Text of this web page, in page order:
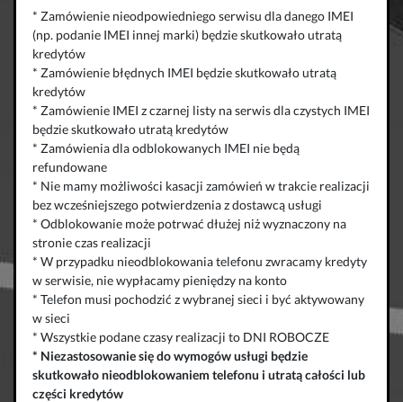
* Zamówienie nieodpowiedniego serwisu dla danego IMEI
(np. podanie IMEI innej marki) będzie skutkowało utratą
kredytów
* Zamówienie błędnych IMEI będzie skutkowało utratą
kredytów
* Zamówienie IMEI z czarnej listy na serwis dla czystych IMEI
będzie skutkowało utratą kredytów
* Zamówienia dla odblokowanych IMEI nie będą
refundowane
* Nie mamy możliwości kasacji zamówień w trakcie realizacji
bez wcześniejszego potwierdzenia z dostawcą usługi
* Odblokowanie może potrwać dłużej niż wyznaczony na
stronie czas realizacji
* W przypadku nieodblokowania telefonu zwracamy kredyty
w serwisie, nie wypłacamy pieniędzy na konto
* Telefon musi pochodzić z wybranej sieci i być aktywowany
w sieci
* Wszystkie podane czasy realizacji to DNI ROBOCZE
* Niezastosowanie się do wymogów usługi będzie
skutkowało nieodblokowaniem telefonu i utratą całości lub
części kredytów